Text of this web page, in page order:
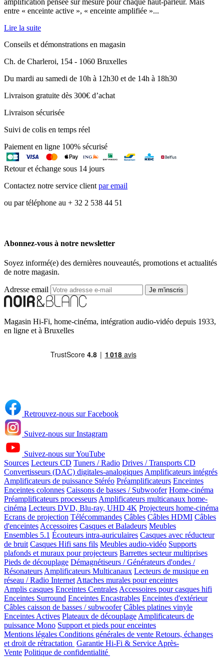
entre « enceinte active », « enceinte amplifiée »...
Lire la suite
Conseils et démonstrations en magasin
Ch. de Charleroi, 154 - 1060 Bruxelles
Du mardi au samedi de 10h à 12h30 et de 14h à 18h30
Livraison gratuite dès 300€ d’achat
Livraison sécurisée
Suivi de colis en temps réel
Paiement en ligne 100% sécurisé
Retour et échange sous 14 jours
Contactez notre service clientpar email
ou par téléphone au + 32 2 538 44 51
Abonnez-vous à notre newsletter
Soyez informé(e) des dernières nouveautés, promotions et actualités
de notre magasin.
Adresse email Je m'inscris
Magasin Hi-Fi, home-cinéma, intégration audio-vidéo depuis 1933,
en ligne et à Bruxelles
Retrouvez-nous sur Facebook
Suivez-nous sur Instagram
Suivez-nous sur YouTube
Sources Lecteurs CD Tuners / Radio Drives / Transports CD
Convertisseurs (DAC) digitales-analogiques Amplificateurs intégrés
Amplificateurs de puissance Stéréo Préamplificateurs Enceintes
Enceintes colonnes Caissons de basses / Subwoofer Home-cinéma
Préamplificateurs processeurs Amplificateurs multicanaux home-
cinéma Lecteurs DVD, Blu-ray, UHD 4K Projecteurs home-cinéma
Ecrans de projection Télécommandes Câbles Câbles HDMI Câbles
d'enceintes Accessoires Casques et Baladeurs Meubles
Ensembles 5.1 Écouteurs intra-auriculaires Casques avec réducteur
de bruit Casques Hifi sans fils Meubles audio-vidéo Supports
plafonds et muraux pour projecteurs Barrettes secteur multiprises
Pieds de découplage Démagnétiseurs / Générateurs d'ondes /
Résonateurs Amplificateurs Multicanaux Lecteurs de musique en
réseau / Radio Internet Attaches murales pour enceintes
Amplis casques Enceintes Centrales Accessoires pour casques hifi
Enceintes Surround Enceintes Encastrables Enceintes d'extérieur
Câbles caisson de basses / subwoofer Câbles platines vinyle
Enceintes Actives Plateaux de découplage Amplificateurs de
puissance Mono Support et pieds pour enceintes
Mentions légales Conditions générales de vente Retours, échanges
et droit de rétractation Garantie Hi-Fi & Service Après-
Vente Politique de confidentialité